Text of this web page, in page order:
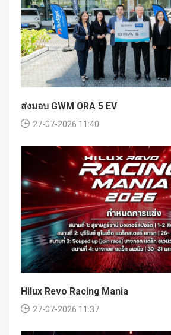
ส่งมอบ GWM ORA 5 EV
27-07-2026 11:40
Hilux Revo Racing Mania
27-07-2026 11:37